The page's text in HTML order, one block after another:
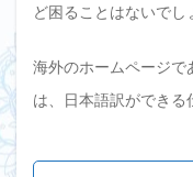
ど困ることはないでし
海外のホームページで
は、日本語訳ができる